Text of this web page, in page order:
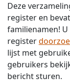
Deze
register en
familienamen!
register
lijst met
gebruikers
bericht sturen.